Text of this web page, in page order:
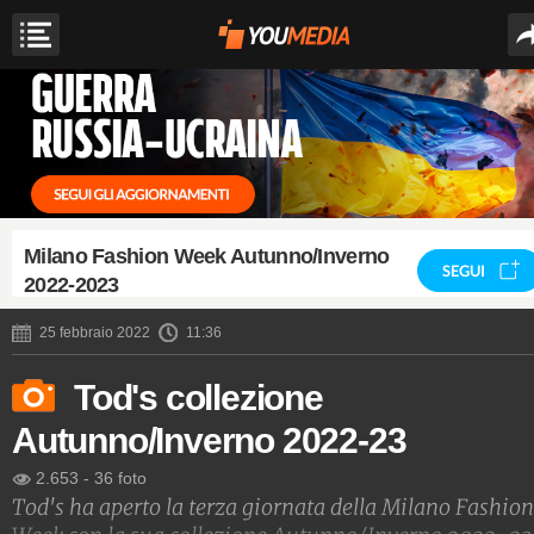
Milano Fashion Week Autunno/Inverno
2022-2023
SEGUI
25 febbraio 2022 11:36
Tod's collezione
Autunno/Inverno 2022-23
2.653 - 36 foto
Tod's ha aperto la terza giornata della Milano Fashion